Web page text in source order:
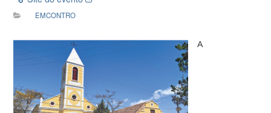
EMCONTRO
A